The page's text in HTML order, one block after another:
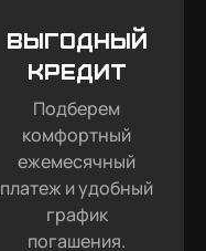
Выгодный
кредит
Подберем
комфортный
ежемесячный
платеж и удобный
график
погашения.